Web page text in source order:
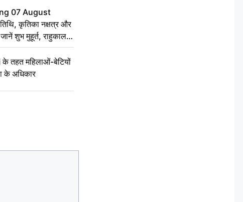
07 August
कृतिका नक्षत्र और
शुभ मुहूर्त, राहुकाल
तहत महिलाओं-बेटियों
के अधिकार